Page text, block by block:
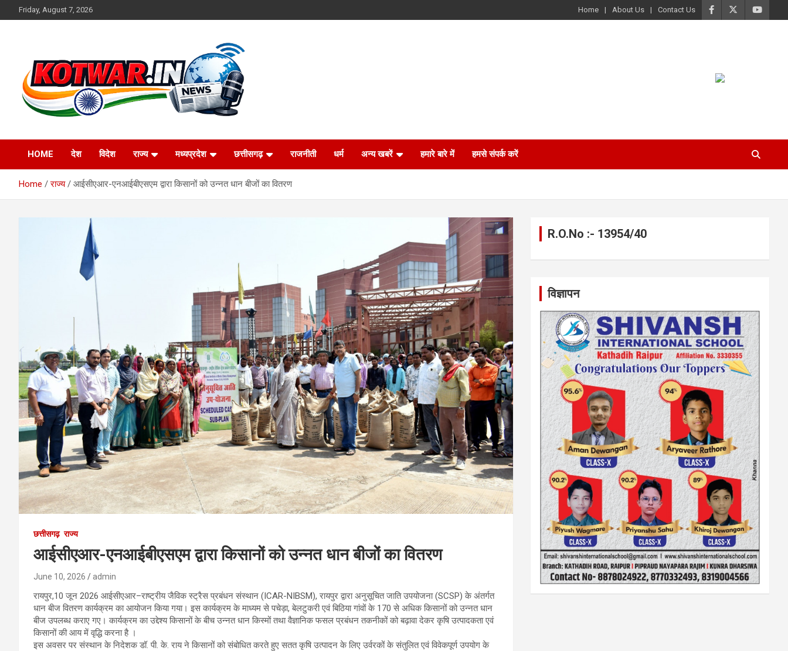
to
Friday, August 7, 2026 Home About Us Contact Us
kotwar.in
HOME देश विदेश राज्य मध्यप्रदेश छत्तीसगढ़ राजनीती धर्म अन्य खबरें हमारे बारे में हमसे संपर्क करें
Home राज्य आईसीएआर-एनआईबीएसएम द्वारा किसानों को उन्नत धान बीजों का वितरण
छत्तीसगढ़ राज्य
आईसीएआर-एनआईबीएसएम द्वारा किसानों को उन्नत धान बीजों का वितरण
June 10, 2026 admin
रायपुर,10 जून 2026 आईसीएआर–राष्ट्रीय जैविक स्ट्रैस प्रबंधन संस्थान (ICAR-NIBSM), रायपुर द्वारा अनुसूचित जाति उपयोजना (SCSP) के अंतर्गत
धान बीज वितरण कार्यक्रम का आयोजन किया गया। इस कार्यक्रम के माध्यम से पचेड़ा, बेलटुकरी एवं बिठिया गांवों के 170 से अधिक किसानों को उन्नत धान
बीज उपलब्ध कराए गए। कार्यक्रम का उद्देश्य किसानों के बीच उन्नत धान किस्मों तथा वैज्ञानिक फसल प्रबंधन तकनीकों को बढ़ावा देकर कृषि उत्पादकता एवं
किसानों की आय में वृद्धि करना है ।
इस अवसर पर संस्थान के निदेशक डॉ. पी. के. राय ने किसानों को संबोधित करते हुए सतत कृषि उत्पादन के लिए उर्वरकों के संतुलित एवं विवेकपूर्ण उपयोग के
R.O.No :- 13954/40
विज्ञापन